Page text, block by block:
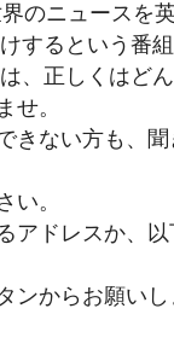
のニュースを
するという番
、正しくはど
せ。
きない方も、
い。
アドレスか、
ンからお願い